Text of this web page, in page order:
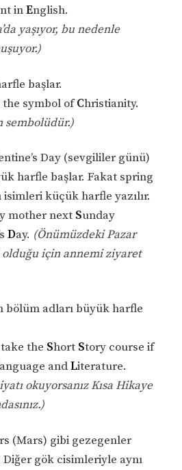
inEnglish.
yaşıyor, bu nedenle
başlar.
the symbol ofChristianity.
sembolüdür.)
Day (sevgililer günü)
harfle başlar. Fakat spring
küçük harfle yazılır.
mother next Sunday
Day. (Önümüzdeki Pazar
için annemi ziyaret
bölüm adları büyük harfle
the Short Story course if
anguage andLiterature.
okuyorsanız Kısa Hikaye
(Mars) gibi gezegenler
gök cisimleriyle aynı